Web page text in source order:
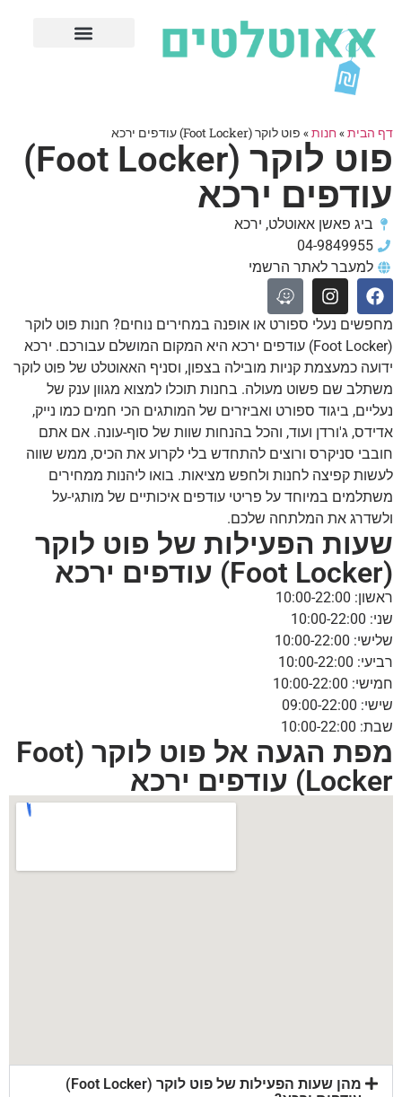
דף הבית» חנות» פוט לוקר (Foot Locker) עודפים ירכא
פוט לוקר (Foot Locker)
עודפים ירכא
ביג פאשן אאוטלט, ירכא
04-9849955
למעבר לאתר הרשמי
מחפשים נעלי ספורט או אופנה במחירים נוחים? חנות פוט לוקר
(Foot Locker) עודפים ירכא היא המקום המושלם עבורכם. ירכא
ידועה כמעצמת קניות מובילה בצפון, וסניף האאוטלט של פוט לוקר
משתלב שם פשוט מעולה. בחנות תוכלו למצוא מגוון ענק של
נעליים, ביגוד ספורט ואביזרים של המותגים הכי חמים כמו נייק,
אדידס, ג'ורדן ועוד, והכל בהנחות שוות של סוף-עונה. אם אתם
חובבי סניקרס ורוצים להתחדש בלי לקרוע את הכיס, ממש שווה
לעשות קפיצה לחנות ולחפש מציאות. בואו ליהנות ממחירים
משתלמים במיוחד על פריטי עודפים איכותיים של מותגי-על
ולשדרג את המלתחה שלכם.
שעות הפעילות של פוט לוקר
(Foot Locker) עודפים ירכא
ראשון: 10:00-22:00
שני: 10:00-22:00
שלישי: 10:00-22:00
רביעי: 10:00-22:00
חמישי: 10:00-22:00
שישי: 09:00-22:00
שבת: 10:00-22:00
מפת הגעה אל פוט לוקר (Foot
Locker) עודפים ירכא
מהן שעות הפעילות של פוט לוקר (Foot Locker)